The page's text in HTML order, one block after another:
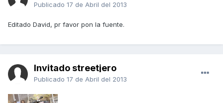
Publicado 17 de Abril del 2013
Editado David, pr favor pon la fuente.
Invitado streetjero
Publicado 17 de Abril del 2013